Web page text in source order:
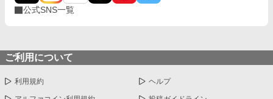
公式SNS一覧
ご利用について
利用規約 ヘルプ